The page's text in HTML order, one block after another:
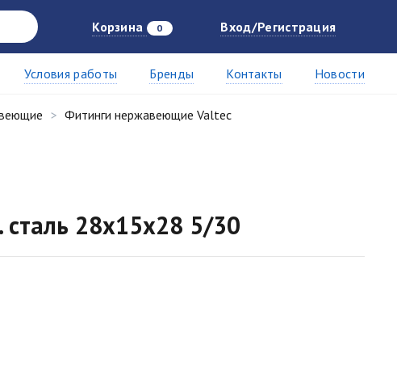
Корзина 0 Вход/Регистрация
Условия работы Бренды Контакты Новости
Фитинги нержавеющие Valtec
сталь 28x15x28 5/30